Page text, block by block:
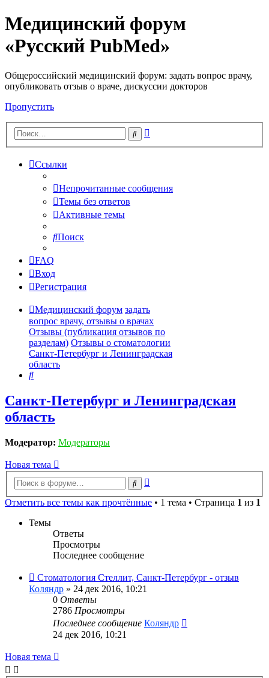
Медицинский форум
«Русский PubMed»
Общероссийский медицинский форум: задать вопрос врачу,
опубликовать отзыв о враче, дискуссии докторов
Пропустить
Поиск
Ссылки
Непрочитанные сообщения
Темы без ответов
Активные темы
Поиск
FAQ
Вход
Регистрация
Медицинский форум задать
вопрос врачу, отзывы о врачах
Отзывы (публикация отзывов по
разделам) Отзывы о стоматологии
Санкт-Петербург и Ленинградская
область
Поиск
Санкт-Петербург и Ленинградская
область
Модератор: Модераторы
Новая тема
Поиск
Отметить все темы как прочтённые • 1 тема • Страница 1 из 1
Темы
Ответы
Просмотры
Последнее сообщение
Стоматология Стеллит, Санкт-Петербург - отзыв
Коляндр » 24 дек 2016, 10:21
0 Ответы
2786 Просмотры
Последнее сообщение Коляндр
24 дек 2016, 10:21
Новая тема